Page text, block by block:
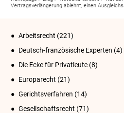
Vertragsverlängerung ablehnt, einen
Arbeitsrecht (221)
Deutsch-französische Experten (4)
Die Ecke für Privatleute (8)
Europarecht (21)
Gerichtsverfahren (14)
Gesellschaftsrecht (71)